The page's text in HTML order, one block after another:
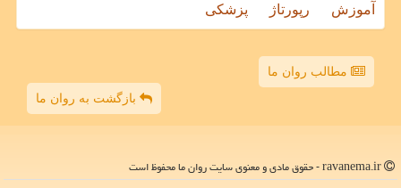
آموزش رپورتاژ پزشکی
مطالب روان ما
بازگشت به روان ما